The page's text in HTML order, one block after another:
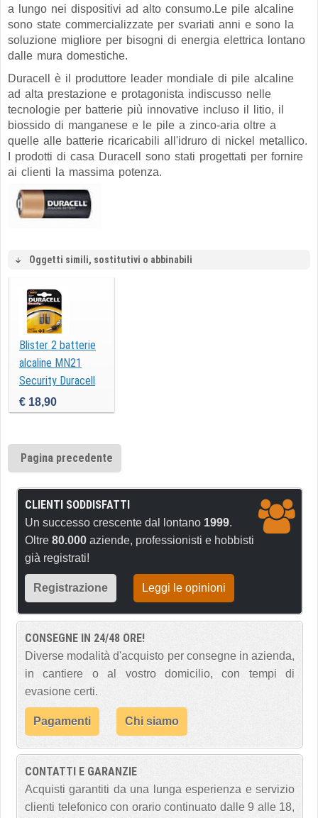
a lungo nei dispositivi ad alto consumo.Le pile alcaline
sono state commercializzate per svariati anni e sono la
soluzione migliore per bisogni di energia elettrica lontano
dalle mura domestiche.
Duracell è il produttore leader mondiale di pile alcaline
ad alta prestazione e protagonista indiscusso nelle
tecnologie per batterie più innovative incluso il litio, il
biossido di manganese e le pile a zinco-aria oltre a
quelle alle batterie ricaricabili all'idruro di nickel metallico.
I prodotti di casa Duracell sono stati progettati per fornire
ai clienti la massima potenza.
Oggetti simili, sostitutivi o abbinabili
Blister 2 batterie
alcaline MN21
Security Duracell
€ 18,90
Pagina precedente
CLIENTI SODDISFATTI
Un successo crescente dal lontano 1999.
Oltre 80.000 aziende, professionisti e hobbisti
già registrati!
Registrazione Leggi le opinioni
CONSEGNE IN 24/48 ORE!
Diverse modalità d'acquisto per consegne in azienda,
in cantiere o al vostro domicilio, con tempi di
evasione certi.
Pagamenti Chi siamo
CONTATTI E GARANZIE
Acquisti garantiti da una lunga esperienza e servizio
clienti telefonico con orario continuato dalle 9 alle 18,